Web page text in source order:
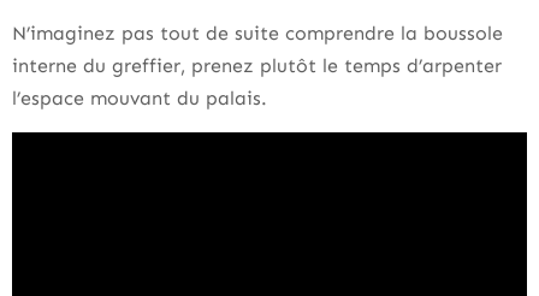
N’imaginez pas tout de suite comprendre la boussole
interne du greffier, prenez plutôt le temps d’arpenter
l’espace mouvant du palais.